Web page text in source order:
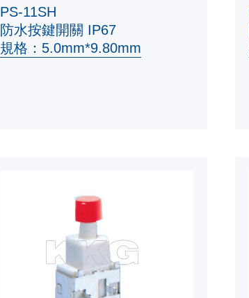
PS-11SH
防水按鍵開關 IP67
規格：5.0mm*9.80mm